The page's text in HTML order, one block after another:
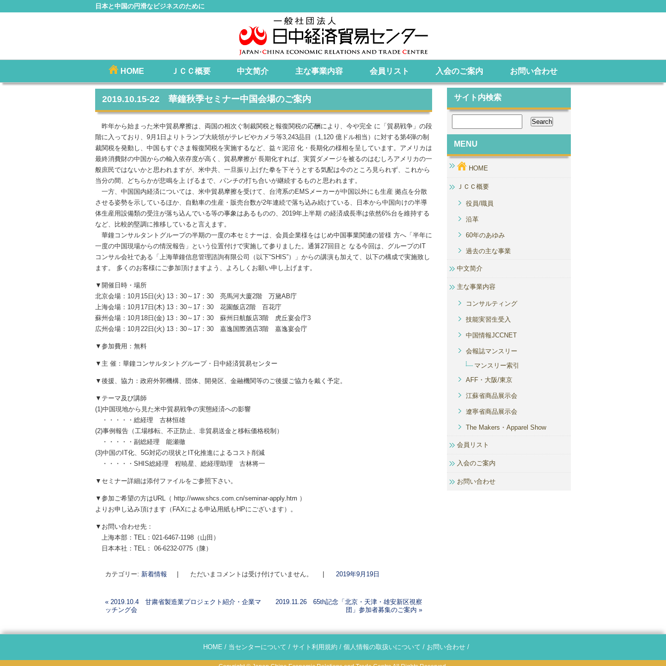
日本と中国の円滑なビジネスのために
メインメニュー
へ
移
動
HOME ＪＣＣ概要 中文简介 主な事業内容 会員リスト 入会のご案内 お問い合わせ
2019.10.15-22 華鐘秋季セミナー中国会場のご案内
昨年から始まった米中貿易摩擦は、両国の相次ぐ制裁関税と報復関税の応酬により、今や完全 に「貿易戦争」の段
階に入っており、9月1日よりトランプ大統領がテレビやカメラ等3,243品目（1,120 億ドル相当）に対する第4弾の制
裁関税を発動し、中国もすぐさま報復関税を実施するなど、益々泥沼 化・長期化の様相を呈しています。アメリカは
最終消費財の中国からの輸入依存度が高く、貿易摩擦が 長期化すれば、実質ダメージを被るのはむしろアメリカの一
般庶民ではないかと思われますが、米中共、一旦振り上げた拳を下そうとする気配は今のところ見られず、これから
当分の間、どちらかが悲鳴を上 げるまで、パンチの打ち合いが継続するものと思われます。
一方、中国国内経済については、米中貿易摩擦を受けて、台湾系のEMSメーカーが中国以外にも生産 拠点を分散
させる姿勢を示しているほか、自動車の生産・販売台数が2年連続で落ち込み続けている、日本から中国向けの半導
体生産用設備類の受注が落ち込んでいる等の事象はあるものの、2019年上半期 の経済成長率は依然6%台を維持する
など、比較的堅調に推移していると言えます。
華鐘コンサルタントグループの半期の一度の本セミナーは、会員企業様をはじめ中国事業関連の皆様 方へ「半年に
一度の中国現場からの情況報告」という位置付けで実施して参りました。通算27回目と なる今回は、グループのIT
コンサル会社である「上海華鐘信息管理諮詢有限公司（以下“SHIS”）」からの講演も加えて、以下の構成で実施致し
ます。 多くのお客様にご参加頂けますよう、よろしくお願い申し上げます。
▼開催日時・場所
北京会場：10月15日(火) 13：30～17：30 亮馬河大廈2階 万黛AB庁
上海会場：10月17日(木) 13：30～17：30 花園飯店2階 百花庁
蘇州会場：10月18日(金) 13：30～17：30 蘇州日航飯店3階 虎丘宴会庁3
広州会場：10月22日(火) 13：30～17：30 嘉逸国際酒店3階 嘉逸宴会庁
▼参加費用：無料
▼主 催：華鐘コンサルタントグループ・日中経済貿易センター
▼後援、協力：政府外郭機構、団体、開発区、金融機関等のご後援ご協力を戴く予定。
▼テーマ及び講師
(1)中国現地から見た米中貿易戦争の実態経済への影響
・・・・・総経理 古林恒雄
(2)事例報告（工場移転、不正防止、非貿易送金と移転価格税制）
・・・・・副総経理 能瀬徹
(3)中国のIT化、5G対応の現状とIT化推進によるコスト削減
・・・・・SHIS総経理 程暁星、総経理助理 古林将一
▼セミナー詳細は添付ファイルをご参照下さい。
▼参加ご希望の方はURL（ http://www.shcs.com.cn/seminar-apply.htm ）
よりお申し込み頂けます（FAXによる申込用紙もHPにございます）。
▼お問い合わせ先：
上海本部：TEL：021-6467-1198（山田）
日本本社：TEL： 06-6232-0775（陳）
カテゴリー: 新着情報 ただいまコメントは受け付けていません。 2019年9月19日
投稿ナビゲーション
« 2019.10.4 甘粛省製造業プロジェクト紹介・企業マ
ッチング会
2019.11.26 65th記念「北京・天津・雄安新区視察
団」参加者募集のご案内 »
サイト内検索
MENU
HOME
ＪＣＣ概要
役員/職員
沿革
60年のあゆみ
過去の主な事業
中文简介
主な事業内容
コンサルティング
技能実習生受入
中国情報JCCNET
会報誌マンスリー
マンスリー索引
AFF・大阪/東京
江蘇省商品展示会
遼寧省商品展示会
The Makers・Apparel Show
会員リスト
入会のご案内
お問い合わせ
HOME / 当センターについて / サイト利用規約 / 個人情報の取扱いについて / お問い合わせ /